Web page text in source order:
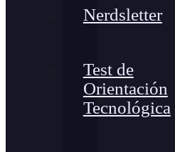
Nerdsletter
Test de
Orientación
Tecnológica